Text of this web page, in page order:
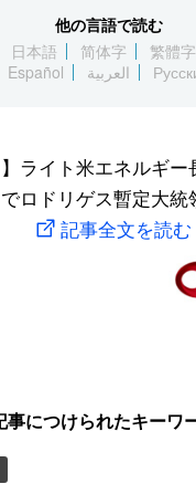
他の言語で読む
日本語 简体字 繁體字
Español
العربية
】ライト米エネルギ
ロドリゲス暫定大
記事全文を読む
事につけられたキーワ